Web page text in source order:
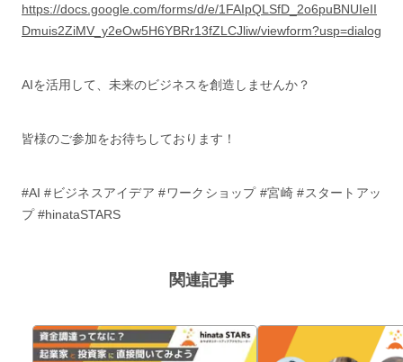
https://docs.google.com/forms/d/e/1FAIpQLSfD_2o6puBNUIeII
Dmuis2ZiMV_y2eOw5H6YBRr13fZLCJliw/viewform?usp=dialog
AIを活用して、未来のビジネスを創造しませんか？
皆様のご参加をお待ちしております！
#AI #ビジネスアイデア #ワークショップ #宮崎 #スタートアッ
プ #hinataSTARS
関連記事